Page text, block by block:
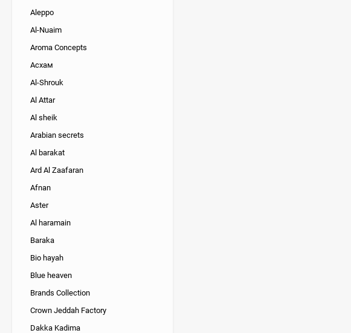
Aleppo
Al-Nuaim
Aroma Concepts
Асхам
Al-Shrouk
Al Attar
Al sheik
Arabian secrets
Al barakat
Ard Al Zaafaran
Afnan
Aster
Al haramain
Baraka
Bio hayah
Blue heaven
Brands Collection
Crown Jeddah Factory
Dakka Kadima